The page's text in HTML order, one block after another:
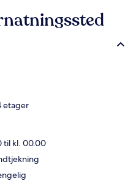
etager
til kl. 00.00